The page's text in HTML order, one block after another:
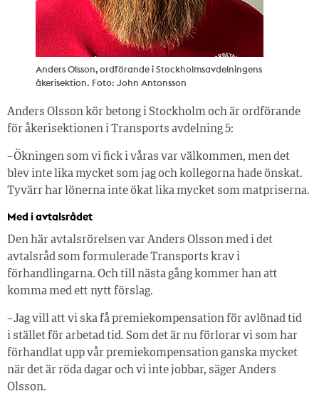
Anders Olsson, ordförande i Stockholmsavdelningens
åkerisektion. Foto: John Antonsson
Anders Olsson kör betong i Stockholm och är ordförande
för åkerisektionen i Transports avdelning 5:
– Ökningen som vi fick i våras var välkommen, men det
blev inte lika mycket som jag och kollegorna hade önskat.
Tyvärr har lönerna inte ökat lika mycket som matpriserna.
Med i avtalsrådet
Den här avtalsrörelsen var Anders Olsson med i det
avtalsråd som formulerade Transports krav i
förhandlingarna. Och till nästa gång kommer han att
komma med ett nytt förslag.
– Jag vill att vi ska få premiekompensation för avlönad tid
i stället för arbetad tid. Som det är nu förlorar vi som har
förhandlat upp vår premiekompensation ganska mycket
när det är röda dagar och vi inte jobbar, säger Anders
Olsson.